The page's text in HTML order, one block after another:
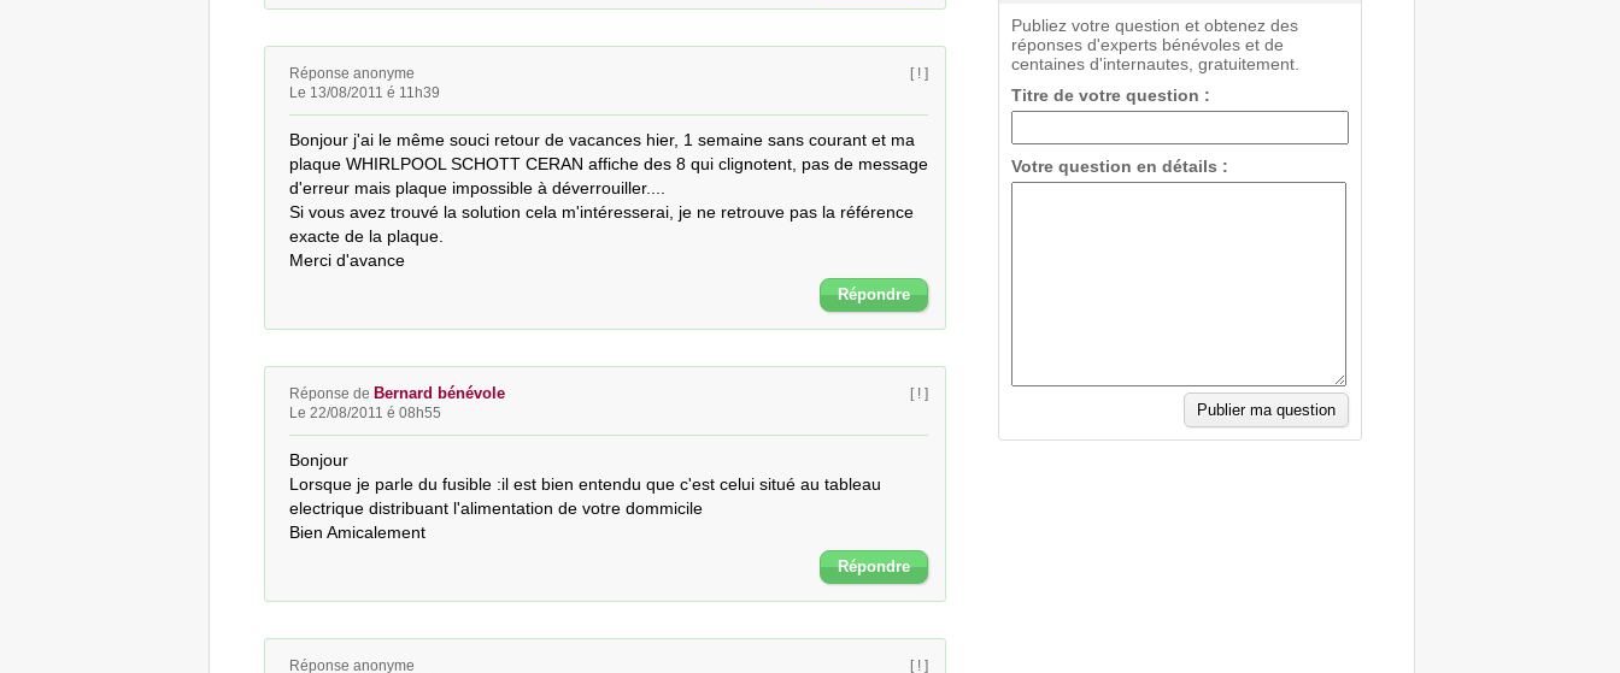
Réponse anonyme
Le 13/08/2011 é 11h39
[ ! ]
Bonjour j'ai le même souci retour de vacances hier, 1 semaine sans courant et ma
plaque WHIRLPOOL SCHOTT CERAN affiche des 8 qui clignotent, pas de message
d'erreur mais plaque impossible à déverrouiller....
Si vous avez trouvé la solution cela m'intéresserai, je ne retrouve pas la référence
exacte de la plaque.
Merci d'avance
Répondre
Réponse de Bernard bénévole
Le 22/08/2011 é 08h55
[ ! ]
Bonjour
Lorsque je parle du fusible :il est bien entendu que c'est celui situé au tableau
electrique distribuant l'alimentation de votre dommicile
Bien Amicalement
Répondre
Réponse anonyme
[ ! ]
Publiez votre question et obtenez des
réponses d'experts bénévoles et de
centaines d'internautes, gratuitement.
Titre de votre question :
Votre question en détails :